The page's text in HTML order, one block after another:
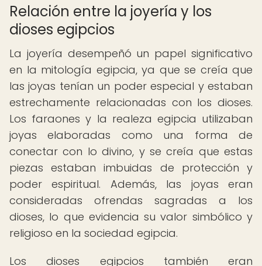
Relación entre la joyería y los
dioses egipcios
La joyería desempeñó un papel significativo
en la mitología egipcia, ya que se creía que
las joyas tenían un poder especial y estaban
estrechamente relacionadas con los dioses.
Los faraones y la realeza egipcia utilizaban
joyas elaboradas como una forma de
conectar con lo divino, y se creía que estas
piezas estaban imbuidas de protección y
poder espiritual. Además, las joyas eran
consideradas ofrendas sagradas a los
dioses, lo que evidencia su valor simbólico y
religioso en la sociedad egipcia.
Los dioses egipcios también eran